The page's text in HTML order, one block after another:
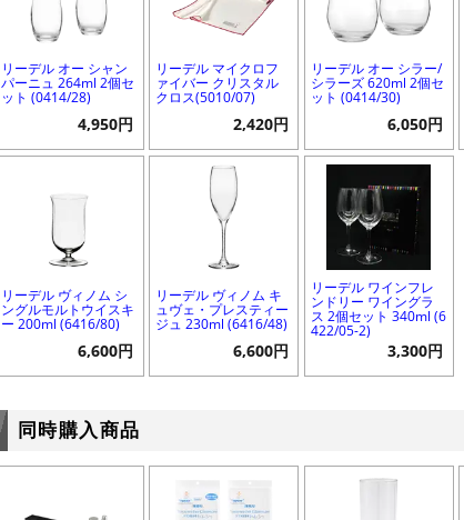
リーデル オー シャン
パーニュ 264ml 2個セ
ット (0414/28)
4,950円
リーデル マイクロフ
ァイバー クリスタル
クロス(5010/07)
2,420円
リーデル オー シラー/
シラーズ 620ml 2個セ
ット (0414/30)
6,050円
リーデル ヴィノム シ
ングルモルトウイスキ
ー 200ml (6416/80)
6,600円
リーデル ヴィノム キ
ュヴェ・プレスティー
ジュ 230ml (6416/48)
6,600円
リーデル ワインフレ
ンドリー ワイングラ
ス 2個セット 340ml (6
422/05-2)
3,300円
同時購入商品